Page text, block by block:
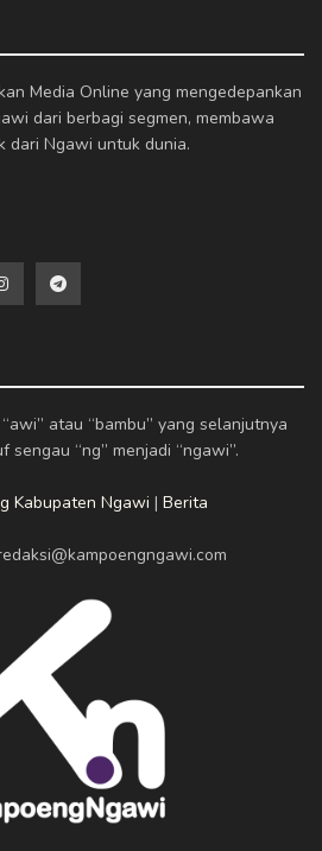
Media Online yang mengedepankan
dari berbagi segmen, membawa
dari Ngawi untuk dunia.
atau “bambu” yang selanjutnya
“ng” menjadi “ngawi”.
Kabupaten Ngawi | Berita